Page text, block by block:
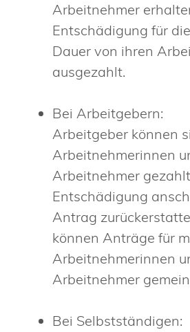
Arbeitnehmer
Entschädigung für
Dauer von ihren
ausgezahlt.
Bei Arbeitgebern:
Arbeitgeber können
Arbeitnehmerinnen
Arbeitnehmer
Entschädigung
Antrag
können Anträge für
Arbeitnehmerinnen
Arbeitnehmer
Bei Selbstständigen: